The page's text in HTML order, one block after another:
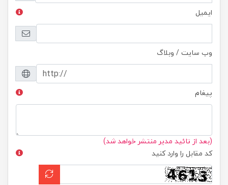
ایمیل
وب سایت / وبلاگ
پیغام
(بعد از تائید مدیر منتشر خواهد شد)
کد مقابل را وارد کنید